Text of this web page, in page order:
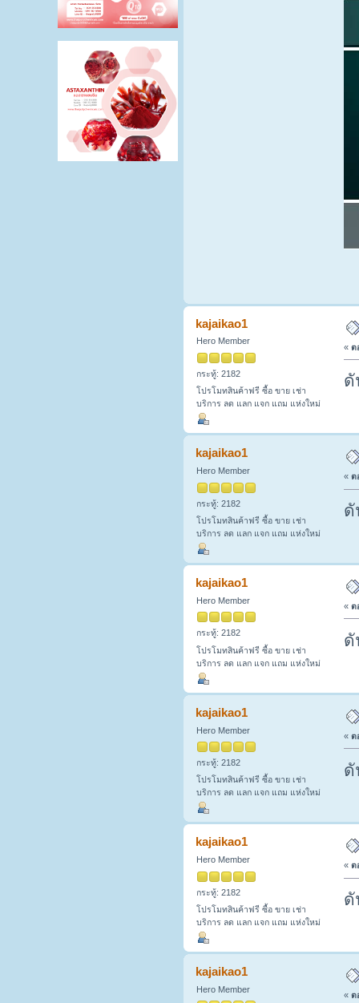
kajaikao1
Hero Member
กระทู้: 2182
โปรโมทสินค้าฟรี ซื้อ ขาย เช่า
บริการ ลด แลก แจก แถม แห่งใหม่
« ต
ดั
kajaikao1
Hero Member
กระทู้: 2182
โปรโมทสินค้าฟรี ซื้อ ขาย เช่า
บริการ ลด แลก แจก แถม แห่งใหม่
« ต
ดั
kajaikao1
Hero Member
กระทู้: 2182
โปรโมทสินค้าฟรี ซื้อ ขาย เช่า
บริการ ลด แลก แจก แถม แห่งใหม่
« ต
ดั
kajaikao1
Hero Member
กระทู้: 2182
โปรโมทสินค้าฟรี ซื้อ ขาย เช่า
บริการ ลด แลก แจก แถม แห่งใหม่
« ต
ดั
kajaikao1
Hero Member
กระทู้: 2182
โปรโมทสินค้าฟรี ซื้อ ขาย เช่า
บริการ ลด แลก แจก แถม แห่งใหม่
« ต
ดั
kajaikao1
Hero Member
« ต